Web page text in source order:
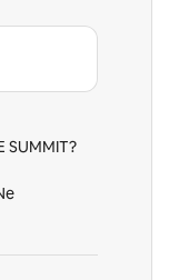
SUMMIT?